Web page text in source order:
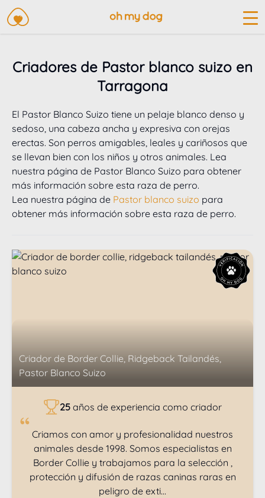
Criadores de Pastor blanco suizo en
Tarragona
El Pastor Blanco Suizo tiene un pelaje blanco denso y
sedoso, una cabeza ancha y expresiva con orejas
erectas. Son perros amigables, leales y cariñosos que
se llevan bien con los niños y otros animales. Lea
nuestra página de Pastor Blanco Suizo para obtener
más información sobre esta raza de perro.
Lea nuestra página de Pastor blanco suizo para
obtener más información sobre esta raza de perro.
Criador de Border Collie, Ridgeback Tailandés,
Pastor Blanco Suizo
25 años de experiencia como criador
Criamos con amor y profesionalidad nuestros
animales desde 1998. Somos especialistas en
Border Collie y trabajamos para la selección ,
protección y difusión de razas caninas raras en
peligro de exti...